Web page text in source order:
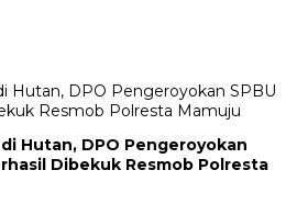
Hutan, DPO Pengeroyokan
Dibekuk Resmob Polresta